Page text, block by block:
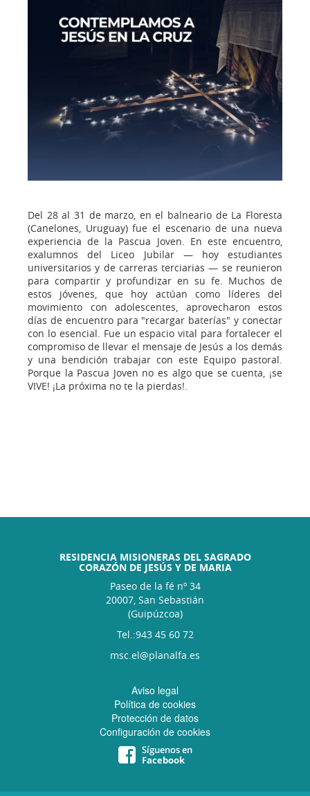
Del 28 al 31 de marzo, en el balneario de La Floresta
(Canelones, Uruguay) fue el escenario de una nueva
experiencia de la Pascua Joven. En este encuentro,
exalumnos del Liceo Jubilar — hoy estudiantes
universitarios y de carreras terciarias — se reunieron
para compartir y profundizar en su fe. Muchos de
estos jóvenes, que hoy actúan como líderes del
movimiento con adolescentes, aprovecharon estos
días de encuentro para "recargar baterías" y conectar
con lo esencial. Fue un espacio vital para fortalecer el
compromiso de llevar el mensaje de Jesús a los demás
y una bendición trabajar con este Equipo pastoral.
Porque la Pascua Joven no es algo que se cuenta, ¡se
VIVE! ¡La próxima no te la pierdas!.
RESIDENCIA MISIONERAS DEL SAGRADO
CORAZÓN DE JESÚS Y DE MARIA
Paseo de la fé nº 34
20007, San Sebastián
(Guipúzcoa)
Tel.:943 45 60 72
msc.el@planalfa.es
Aviso legal
Política de cookies
Protección de datos
Configuración de cookies